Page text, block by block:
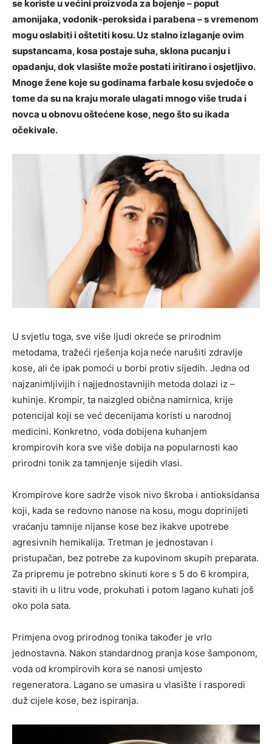
se koriste u većini proizvoda za bojenje – poput
amonijaka, vodonik-peroksida i parabena – s vremenom
mogu oslabiti i oštetiti kosu. Uz stalno izlaganje ovim
supstancama, kosa postaje suha, sklona pucanju i
opadanju, dok vlasište može postati iritirano i osjetljivo.
Mnoge žene koje su godinama farbale kosu svjedoče o
tome da su na kraju morale ulagati mnogo više truda i
novca u obnovu oštećene kose, nego što su ikada
očekivale.
U svjetlu toga, sve više ljudi okreće se prirodnim
metodama, tražeći rješenja koja neće narušiti zdravlje
kose, ali će ipak pomoći u borbi protiv sijedih. Jedna od
najzanimljivijih i najjednostavnijih metoda dolazi iz –
kuhinje. Krompir, ta naizgled obična namirnica, krije
potencijal koji se već decenijama koristi u narodnoj
medicini. Konkretno, voda dobijena kuhanjem
krompirovih kora sve više dobija na popularnosti kao
prirodni tonik za tamnjenje sijedih vlasi.
Krompirove kore sadrže visok nivo škroba i antioksidansa
koji, kada se redovno nanose na kosu, mogu doprinijeti
vraćanju tamnije nijanse kose bez ikakve upotrebe
agresivnih hemikalija. Tretman je jednostavan i
pristupačan, bez potrebe za kupovinom skupih preparata.
Za pripremu je potrebno skinuti kore s 5 do 6 krompira,
staviti ih u litru vode, prokuhati i potom lagano kuhati još
oko pola sata.
Primjena ovog prirodnog tonika također je vrlo
jednostavna. Nakon standardnog pranja kose šamponom,
voda od krompirovih kora se nanosi umjesto
regeneratora. Lagano se umasira u vlasište i rasporedi
duž cijele kose, bez ispiranja.